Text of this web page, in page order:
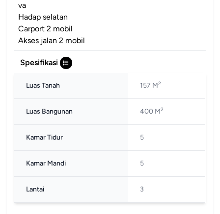
va
Hadap selatan
Carport 2 mobil
Akses jalan 2 mobil
Spesifikasi
Luas Tanah 157 M2
Luas Bangunan 400 M2
Kamar Tidur 5
Kamar Mandi 5
Lantai 3